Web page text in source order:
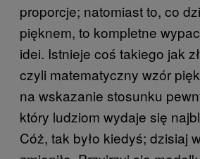
proporcje; natomiast to, co
pięknem, to kompletne
idei. Istnieje coś takiego jak
czyli matematyczny wzór
na wskazanie stosunku
który ludziom wydaje się
Cóż, tak było kiedyś; dzisiaj